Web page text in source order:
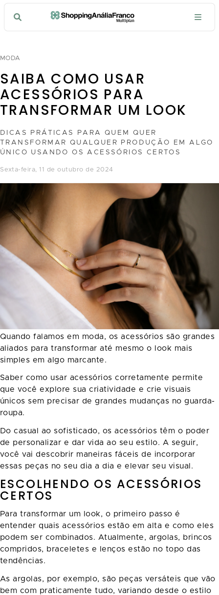
MODA
SAIBA COMO USAR
ACESSÓRIOS PARA
TRANSFORMAR UM LOOK
DICAS PRÁTICAS PARA QUEM QUER
TRANSFORMAR QUALQUER PRODUÇÃO EM ALGO
ÚNICO USANDO OS ACESSÓRIOS CERTOS
sexta-feira, 11 de outubro de 2024
Quando falamos em moda, os acessórios são grandes
aliados para transformar até mesmo o look mais
simples em algo marcante.
Saber como usar acessórios corretamente permite
que você explore sua criatividade e crie visuais
únicos sem precisar de grandes mudanças no guarda-
roupa.
Do casual ao sofisticado, os acessórios têm o poder
de personalizar e dar vida ao seu estilo. A seguir,
você vai descobrir maneiras fáceis de incorporar
essas peças no seu dia a dia e elevar seu visual.
ESCOLHENDO OS ACESSÓRIOS
CERTOS
Para transformar um look, o primeiro passo é
entender quais acessórios estão em alta e como eles
podem ser combinados. Atualmente, argolas, brincos
compridos, braceletes e lenços estão no topo das
tendências.
As argolas, por exemplo, são peças versáteis que vão
bem com praticamente tudo, variando desde o estilo